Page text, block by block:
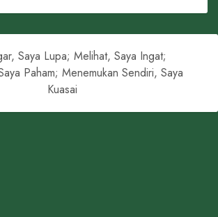
Saya Lupa; Melihat, Saya Ingat;
Paham; Menemukan Sendiri, Saya
Kuasai